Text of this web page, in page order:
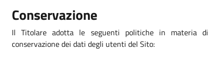
Conservazione
Il Titolare adotta le seguenti politiche in materia di
conservazione dei dati degli utenti del Sito: